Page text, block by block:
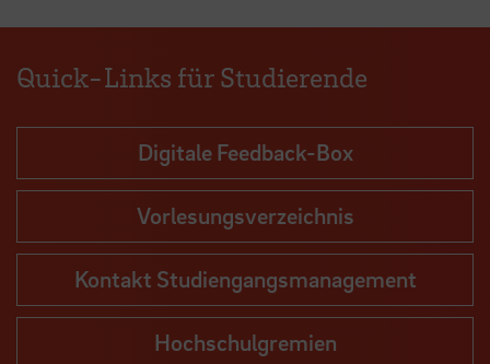
Quick-Links für Studierende
Digitale Feedback-Box
Vorlesungsverzeichnis
Kontakt Studiengangsmanagement
Hochschulgremien